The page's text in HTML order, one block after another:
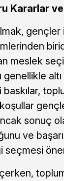
Kararlar
gençler
meslek
sonuç
ve
seçmesi